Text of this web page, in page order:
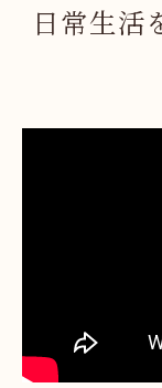
日常生活